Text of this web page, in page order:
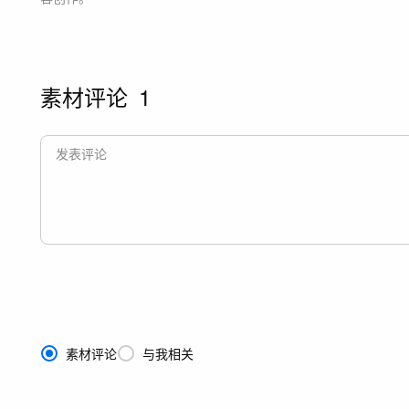
素材评论 1
素材评论 与我相关